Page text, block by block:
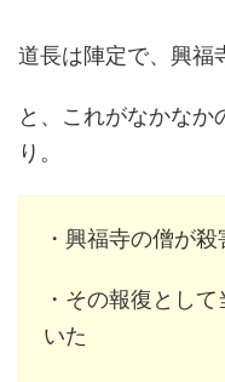
道長は陣定で、興福
と、これがなかなか
り。
・興福寺の僧が殺
・その報復とし
いた